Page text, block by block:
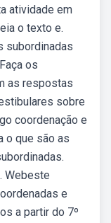
atividade em
o texto e.
subordinadas
os
as respostas
sobre
coordenação e
o que são as
Webeste
e
a partir do 7º